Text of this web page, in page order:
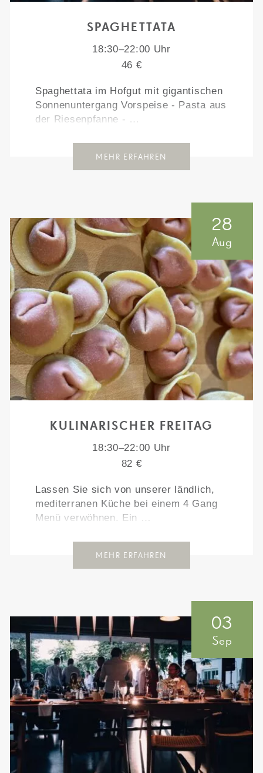
SPAGHETTATA
18:30–22:00 Uhr
46 €
Spaghettata im Hofgut mit gigantischen
Sonnenuntergang Vorspeise - Pasta aus
der Riesenpfanne - …
MEHR ERFAHREN
28
Aug
KULINARISCHER FREITAG
18:30–22:00 Uhr
82 €
Lassen Sie sich von unserer ländlich,
mediterranen Küche bei einem 4 Gang
Menü verwöhnen. Ein …
MEHR ERFAHREN
03
Sep